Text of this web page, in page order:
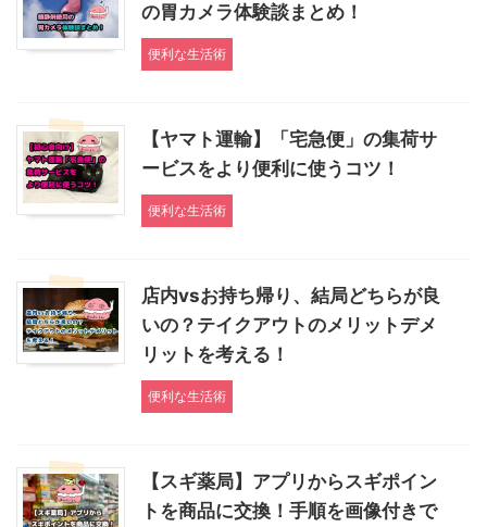
の胃カメラ体験談まとめ！
便利な生活術
【ヤマト運輸】「宅急便」の集荷サ
ービスをより便利に使うコツ！
便利な生活術
店内vsお持ち帰り、結局どちらが良
いの？テイクアウトのメリットデメ
リットを考える！
便利な生活術
【スギ薬局】アプリからスギポイン
トを商品に交換！手順を画像付きで